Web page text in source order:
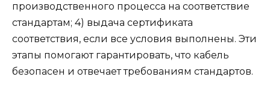
производственного процесса на соответствие
стандартам; 4) выдача сертификата
соответствия, если все условия выполнены. Эти
этапы помогают гарантировать, что кабель
безопасен и отвечает требованиям стандартов.